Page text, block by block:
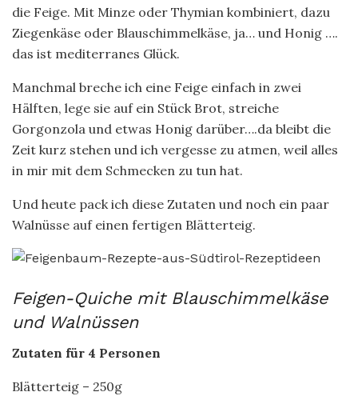
die Feige. Mit Minze oder Thymian kombiniert, dazu
Ziegenkäse oder Blauschimmelkäse, ja… und Honig ….
das ist mediterranes Glück.
Manchmal breche ich eine Feige einfach in zwei
Hälften, lege sie auf ein Stück Brot, streiche
Gorgonzola und etwas Honig darüber….da bleibt die
Zeit kurz stehen und ich vergesse zu atmen, weil alles
in mir mit dem Schmecken zu tun hat.
Und heute pack ich diese Zutaten und noch ein paar
Walnüsse auf einen fertigen Blätterteig.
Feigen-Quiche mit Blauschimmelkäse
und Walnüssen
Zutaten für 4 Personen
Blätterteig – 250g